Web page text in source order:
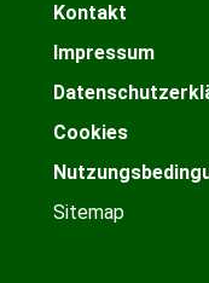
Kontakt
Impressum
Cookies
Sitemap